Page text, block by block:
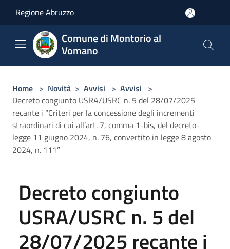
Regione Abruzzo
Comune di Montorio al
Vomano
Home > Novità > Avvisi > Avvisi >
Decreto congiunto USRA/USRC n. 5 del 28/07/2025
recante i “Criteri per la concessione degli incrementi
straordinari di cui all’art. 7, comma 1-bis, del decreto-
legge 11 giugno 2024, n. 76, convertito in legge 8 agosto
2024, n. 111”
Decreto congiunto
USRA/USRC n. 5 del
28/07/2025 recante i